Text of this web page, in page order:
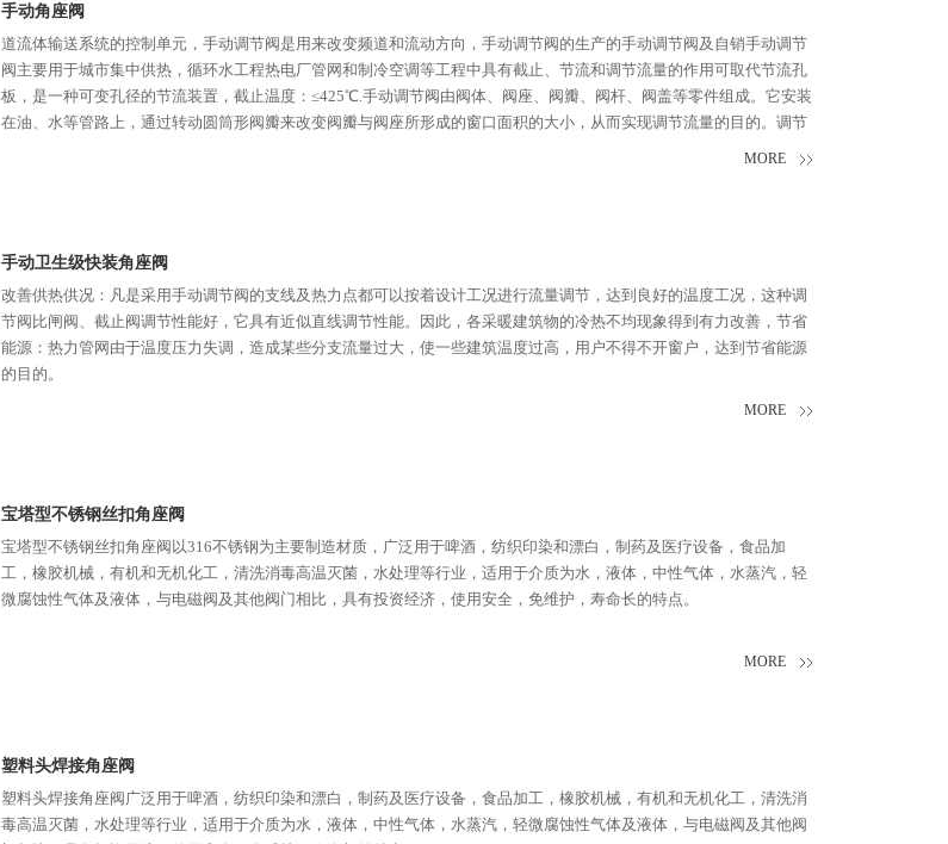
手动角座阀
道流体输送系统的控制单元，手动调节阀是用来改变频道和流动方向，手动调节阀的生产的手动调节阀及自销手动调节
阀主要用于城市集中供热，循环水工程热电厂管网和制冷空调等工程中具有截止、节流和调节流量的作用可取代节流孔
板，是一种可变孔径的节流装置，截止温度：≤425℃.手动调节阀由阀体、阀座、阀瓣、阀杆、阀盖等零件组成。它安装
在油、水等管路上，通过转动圆筒形阀瓣来改变阀瓣与阀座所形成的窗口面积的大小，从而实现调节流量的目的。调节
MORE
手动卫生级快装角座阀
改善供热供况：凡是采用手动调节阀的支线及热力点都可以按着设计工况进行流量调节，达到良好的温度工况，这种调
节阀比闸阀、截止阀调节性能好，它具有近似直线调节性能。因此，各采暖建筑物的冷热不均现象得到有力改善，节省
能源：热力管网由于温度压力失调，造成某些分支流量过大，使一些建筑温度过高，用户不得不开窗户，达到节省能源
的目的。
MORE
宝塔型不锈钢丝扣角座阀
宝塔型不锈钢丝扣角座阀以316不锈钢为主要制造材质，广泛用于啤酒，纺织印染和漂白，制药及医疗设备，食品加
工，橡胶机械，有机和无机化工，清洗消毒高温灭菌，水处理等行业，适用于介质为水，液体，中性气体，水蒸汽，轻
微腐蚀性气体及液体，与电磁阀及其他阀门相比，具有投资经济，使用安全，免维护，寿命长的特点。
MORE
塑料头焊接角座阀
塑料头焊接角座阀广泛用于啤酒，纺织印染和漂白，制药及医疗设备，食品加工，橡胶机械，有机和无机化工，清洗消
毒高温灭菌，水处理等行业，适用于介质为水，液体，中性气体，水蒸汽，轻微腐蚀性气体及液体，与电磁阀及其他阀